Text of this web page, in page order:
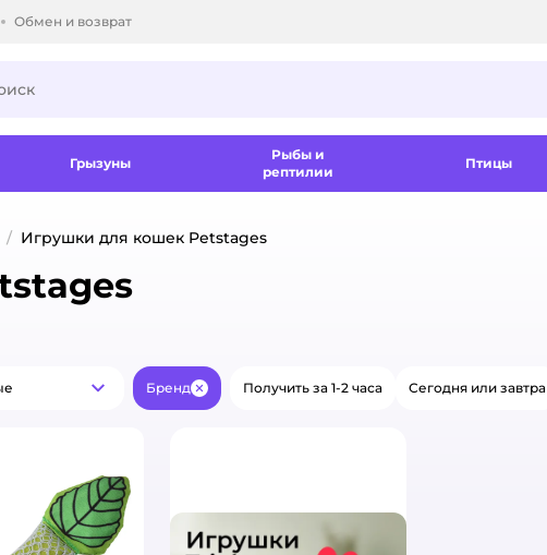
Обмен и возврат
Грызуны
Рыбы и
рептилии
Птицы
Игрушки для кошек Petstages
Популярные Бренд ЗакрытьПолучить за 1-2 часа Сегодня или завтра